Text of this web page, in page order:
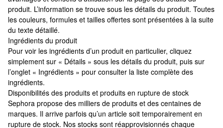
produit. L’information se trouve sous les détails du produit. Toutes
les couleurs, formules et tailles offertes sont présentées à la suite
du texte détaillé.
Ingrédients du produit
Pour voir les ingrédients d’un produit en particulier, cliquez
simplement sur « Détails » sous les détails du produit, puis sur
l’onglet « Ingrédients » pour consulter la liste complète des
ingrédients.
Disponibilités des produits et produits en rupture de stock
Sephora propose des milliers de produits et des centaines de
marques. Il arrive parfois qu’un article soit temporairement en
rupture de stock. Nos stocks sont réapprovisionnés chaque